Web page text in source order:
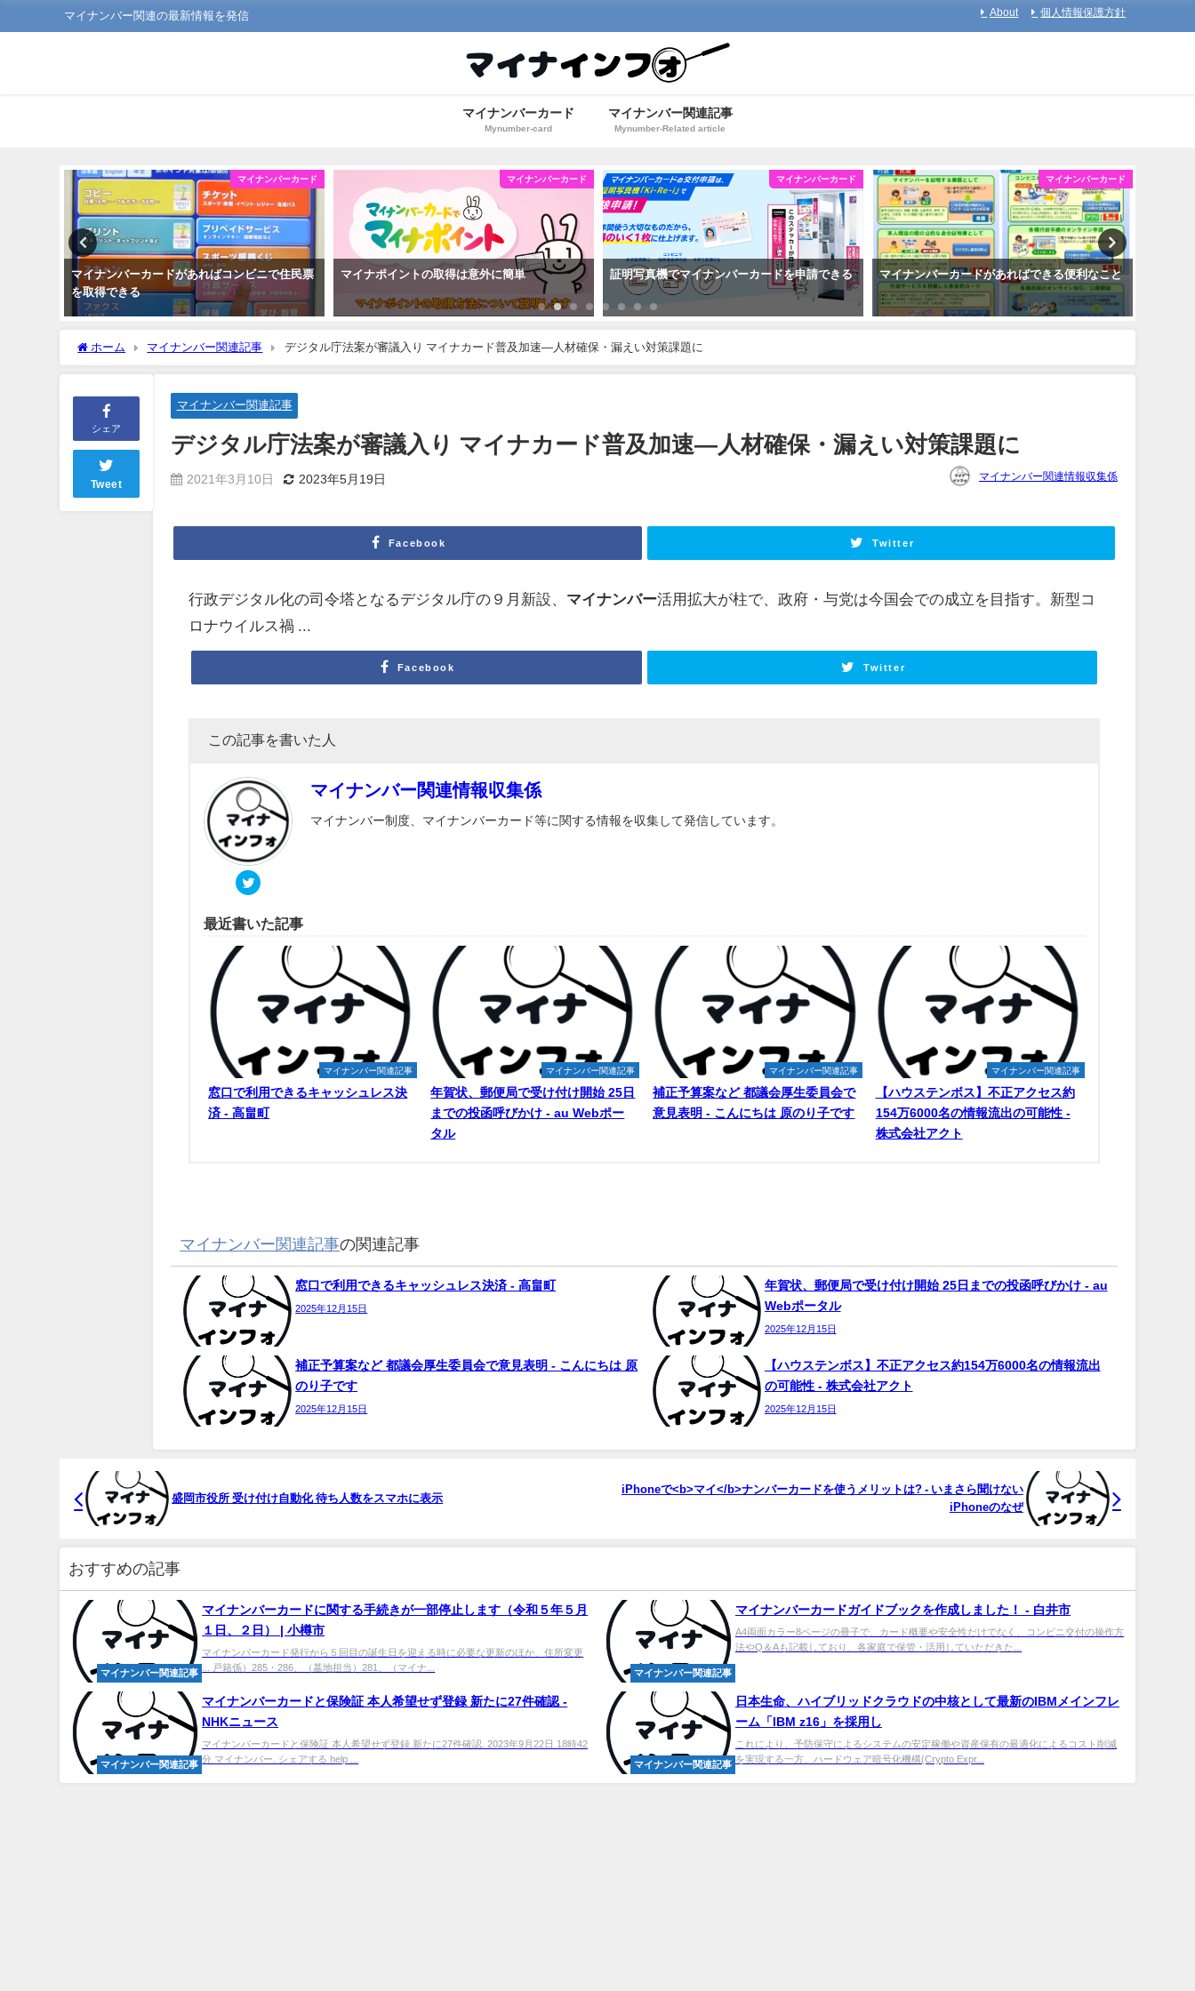
マイナンバー関連の最新情報を発信 About 個人情報保護方針
マイナンバーカード
Mynumber-card
マイナンバー関連記事
Mynumber-Related article
マイナンバーカード
マイナンバーカードがあればコンビニで住民票
を取得できる
マイナンバーカード
マイナポイントの取得は意外に簡単
マイナンバーカード
証明写真機でマイナンバーカードを申請できる
マイナンバーカード
マイナンバーカードがあればできる便利なこと
ホーム マイナンバー関連記事 デジタル庁法案が審議入り マイナカード普及加速―人材確保・漏えい対策課題に
シェア
Tweet
マイナンバー関連記事
デジタル庁法案が審議入り マイナカード普及加速―人材確保・漏えい対策課題に
2021年3月10日 2023年5月19日 マイナンバー関連情報収集係
Facebook Twitter
行政デジタル化の司令塔となるデジタル庁の９月新設、 マイナンバー活用拡大が柱で、政府・与党は今国会での成立を目指す。新型コ
ロナウイルス禍 ...
Facebook Twitter
この記事を書いた人
マイナンバー関連情報収集係
マイナンバー制度、マイナンバーカード等に関する情報を収集して発信しています。
最近書いた記事
マイナンバー関連記事
窓口で利用できるキャッシュレス決
済 - 高畠町
マイナンバー関連記事
年賀状、郵便局で受け付け開始 25日
までの投函呼びかけ - au Webポー
タル
マイナンバー関連記事
補正予算案など 都議会厚生委員会で
意見表明 - こんにちは 原のり子です
マイナンバー関連記事
【ハウステンボス】不正アクセス約
154万6000名の情報流出の可能性 -
株式会社アクト
マイナンバー関連記事の関連記事
窓口で利用できるキャッシュレス決済 - 高畠町
2025年12月15日
年賀状、郵便局で受け付け開始 25日までの投函呼びかけ - au
Webポータル
2025年12月15日
補正予算案など 都議会厚生委員会で意見表明 - こんにちは 原
のり子です
2025年12月15日
【ハウステンボス】不正アクセス約154万6000名の情報流出
の可能性 - 株式会社アクト
2025年12月15日
盛岡市役所 受け付け自動化 待ち人数をスマホに表示
iPhoneで<b>マイ</b>ナンバーカードを使うメリットは? - いまさら聞けない
iPhoneのなぜ
おすすめの記事
マイナンバー関連記事
マイナンバーカードに関する手続きが一部停止します（令和５年５月
１日、２日） | 小樽市
マイナンバーカード発行から５回目の誕生日を迎える時に必要な更新のほか、住所変更
... 戸籍係）285・286、（墓地担当）281、（マイナ...
マイナンバー関連記事
マイナンバーカードガイドブックを作成しました！ - 白井市
A4両面カラー8ページの冊子で、カード概要や安全性だけでなく、コンビニ交付の操作方
法やQ＆Aも記載しており、各家庭で保管・活用していただきた...
マイナンバー関連記事
マイナンバーカードと保険証 本人希望せず登録 新たに27件確認 -
NHKニュース
マイナンバーカードと保険証 本人希望せず登録 新たに27件確認. 2023年9月22日 18時42
分 マイナンバー. シェアする help ...
マイナンバー関連記事
日本生命、ハイブリッドクラウドの中核として最新のIBMメインフレ
ーム「IBM z16」を採用し
これにより、予防保守によるシステムの安定稼働や資産保有の最適化によるコスト削減
を実現する一方、ハードウェア暗号化機構(Crypto Expr...